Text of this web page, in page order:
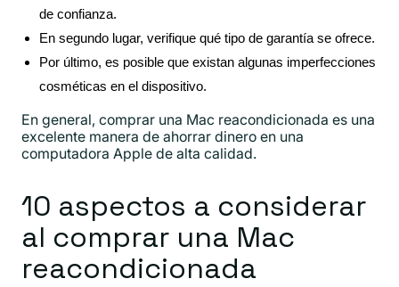
de confianza.
En segundo lugar, verifique qué tipo de garantía se ofrece.
Por último, es posible que existan algunas imperfecciones
cosméticas en el dispositivo.
En general, comprar una Mac reacondicionada es una
excelente manera de ahorrar dinero en una
computadora Apple de alta calidad.
10 aspectos a considerar
al comprar una Mac
reacondicionada